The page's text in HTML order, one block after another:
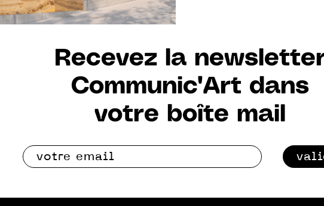
Recevez la
Communic'Art dans
votre boîte mail